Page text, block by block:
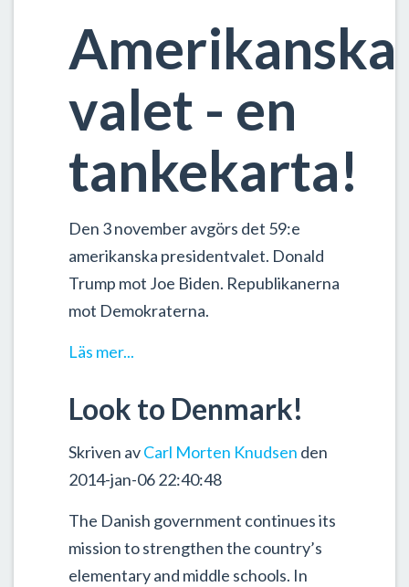
Amerikanska
valet - en
tankekarta!
Den 3 november avgörs det 59:e
amerikanska presidentvalet. Donald
Trump mot Joe Biden. Republikanerna
mot Demokraterna.
Läs mer...
Look to Denmark!
Skriven avCarl Morten Knudsen den
2014-jan-06 22:40:48
The Danish government continues its
mission to strengthen the country’s
elementary and middle schools. In